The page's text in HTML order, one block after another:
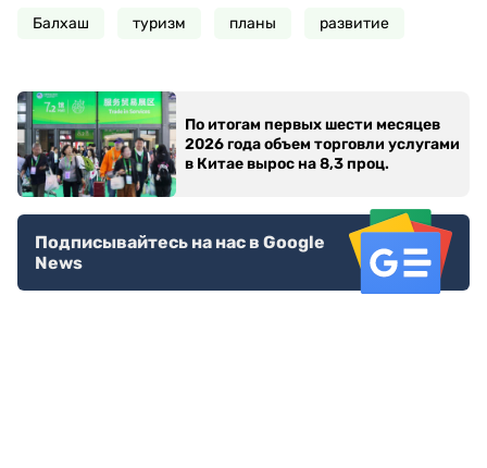
Балхаш туризм планы развитие
По итогам первых шести месяцев
2026 года объем торговли услугами
в Китае вырос на 8,3 проц.
Подписывайтесь на нас в Google
News